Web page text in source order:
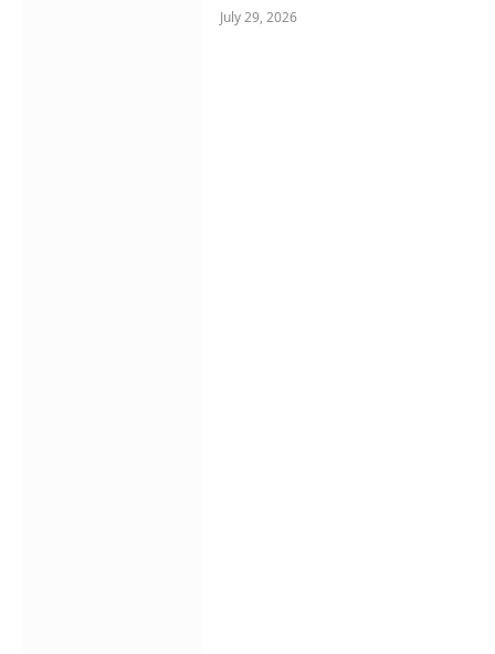
July 29, 2026